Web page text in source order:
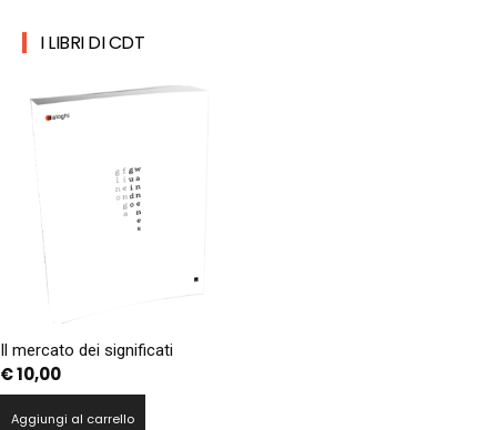
I LIBRI DI CDT
Il mercato dei significati
€10,00
Aggiungi al carrello